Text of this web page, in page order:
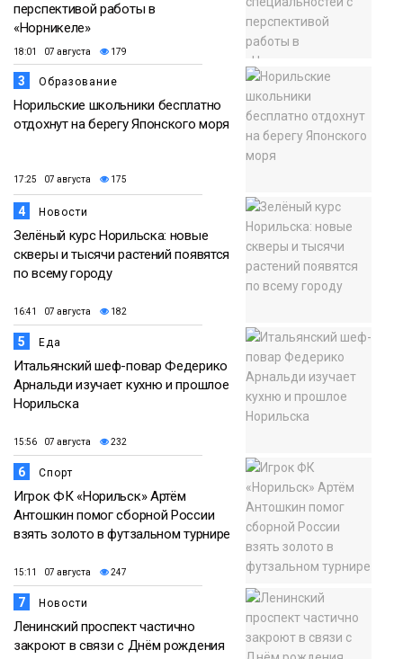
перспективой работы в
«Норникеле»
18:01 07 августа 179
3 Образование
Норильские школьники бесплатно
отдохнут на берегу Японского моря
17:25 07 августа 175
4 Новости
Зелёный курс Норильска: новые
скверы и тысячи растений появятся
по всему городу
16:41 07 августа 182
5 Еда
Итальянский шеф-повар Федерико
Арнальди изучает кухню и прошлое
Норильска
15:56 07 августа 232
6 Спорт
Игрок ФК «Норильск» Артём
Антошкин помог сборной России
взять золото в футзальном турнире
15:11 07 августа 247
7 Новости
Ленинский проспект частично
закроют в связи с Днём рождения